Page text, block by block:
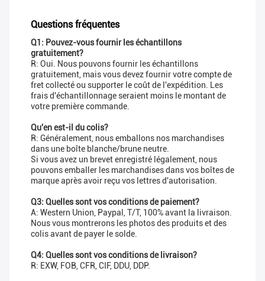
Questions fréquentes
Q1: Pouvez-vous fournir les échantillons
gratuitement?
R: Oui. Nous pouvons fournir les échantillons
gratuitement, mais vous devez fournir votre compte de
fret collecté ou supporter le coût de l'expédition. Les
frais d'échantillonnage seraient moins le montant de
votre première commande.
Qu'en est-il du colis?
R: Généralement, nous emballons nos marchandises
dans une boîte blanche/brune neutre.
Si vous avez un brevet enregistré légalement, nous
pouvons emballer les marchandises dans vos boîtes de
marque après avoir reçu vos lettres d'autorisation.
Q3: Quelles sont vos conditions de paiement?
A: Western Union, Paypal, T/T, 100% avant la livraison.
Nous vous montrerons les photos des produits et des
colis avant de payer le solde.
Q4: Quelles sont vos conditions de livraison?
R: EXW, FOB, CFR, CIF, DDU, DDP.